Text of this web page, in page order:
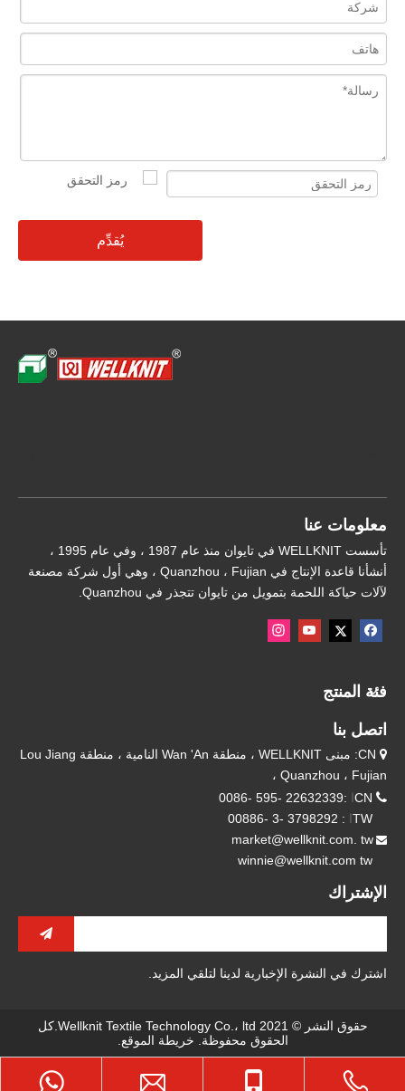
يُقدِّم
معلومات عنا
تأسست WELLKNIT في تايوان منذ عام 1987 ، وفي عام 1995 ،
أنشأنا قاعدة الإنتاج في Quanzhou ، Fujian ، وهي أول شركة مصنعة
لآلات حياكة اللحمة بتمويل من تايوان تتجذر في Quanzhou.
فئة المنتج
اتصل بنا

CN: مبنى WELLKNIT ، منطقة Wan 'An النامية ، منطقة Lou Jiang
، Quanzhou ، Fujian

CN
:22632339 -595 -0086
: 3798292 -3 -00886

market@wellknit.com. tw
winnie@wellknit.com tw
الإشتراك
اشترك في النشرة الإخبارية لدينا لتلقي المزيد.
حقوق النشر © 2021 Wellknit Textile Technology Co.، ltd.كل
الحقوق محفوظة. خريطة الموقع.